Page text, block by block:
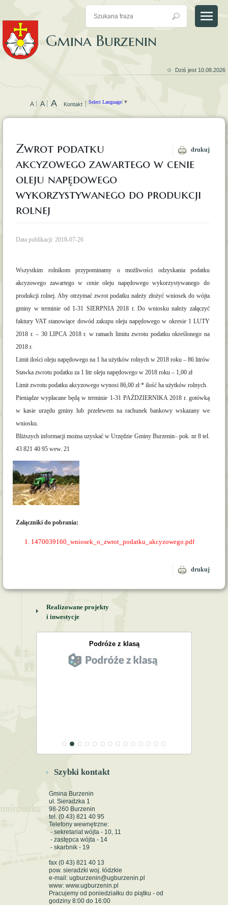
Gmina Burzenin
A A A Kontakt Select Language ▼
Dziś jest 10.08.2026
drukuj
Zwrot podatku
akcyzowego zawartego w cenie
oleju napędowego
wykorzystywanego do produkcji
rolnej
Data publikacji: 2018-07-26
Wszystkim rolnikom przypominamy o możliwości odzyskania podatku
akcyzowego zawartego w cenie oleju napędowego wykorzystywanego do
produkcji rolnej. Aby otrzymać zwrot podatku należy złożyć wniosek do wójta
gminy w terminie od 1-31 SIERPNIA 2018 r. Do wniosku należy załączyć
faktury VAT stanowiące dowód zakupu oleju napędowego w okresie 1 LUTY
2018 r. – 30 LIPCA 2018 r. w ramach limitu zwrotu podatku określonego na
2018 r.
Limit ilości oleju napędowego na 1 ha użytków rolnych w 2018 roku – 86 litrów
Stawka zwrotu podatku za 1 litr oleju napędowego w 2018 roku – 1,00 zł
Limit zwrotu podatku akcyzowego wynosi 86,00 zł * ilość ha użytków rolnych.
Pieniądze wypłacane będą w terminie 1-31 PAŹDZIERNIKA 2018 r. gotówką
w kasie urzędu gminy lub przelewem na rachunek bankowy wskazany we
wniosku.
Bliższych informacji można uzyskać w Urzędzie Gminy Burzenin– pok. nr 8 tel.
43 821 40 95 wew. 21
Załączniki do pobrania:
1470039160_wniosek_o_zwrot_podatku_akcyzowego.pdf
drukuj
Realizowane projekty
i inwestycje
Podróże z klasą
Szybki kontakt
Gmina Burzenin
ul. Sieradzka 1
98-260 Burzenin
tel. (0 43) 821 40 95
Telefony wewnętrzne:
- sekretariat wójta - 10, 11
- zastępca wójta - 14
- skarbnik - 19
fax (0 43) 821 40 13
pow. sieradzki woj. łódzkie
e-mail: ugburzenin@ugburzenin.pl
www: www.ugburzenin.pl
Pracujemy od poniedziałku do piątku - od
godziny 8:00 do 16:00